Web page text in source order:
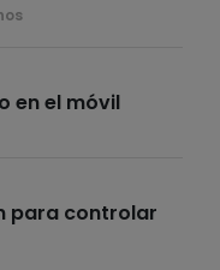
en el móvil
para controlar